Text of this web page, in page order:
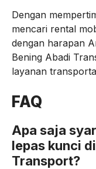
Dengan
mencari rental
dengan harapan
Bening Abadi
layanan
FAQ
Apa saja
lepas kunci
Transport?